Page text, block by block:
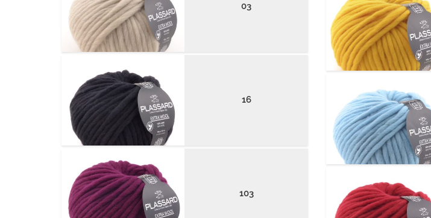
03
16
103